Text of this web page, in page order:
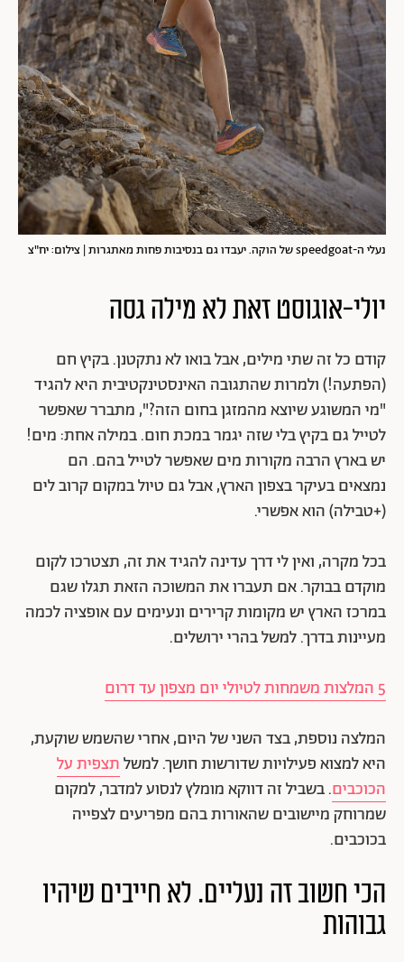
נעלי ה-speedgoat של הוקה. יעבדו גם בנסיבות פחות מאתגרות | צילום: יח"צ
יולי-אוגוסט זאת לא מילה גסה
קודם כל זה שתי מילים, אבל בואו לא נתקטנן. בקיץ חם
(הפתעה!) ולמרות שהתגובה האינסטינקטיבית היא להגיד
"מי המשוגע שיוצא מהמזגן בחום הזה?", מתברר שאפשר
לטייל גם בקיץ בלי שזה יגמר במכת חום. במילה אחת: מים!
יש בארץ הרבה מקורות מים שאפשר לטייל בהם. הם
נמצאים בעיקר בצפון הארץ, אבל גם טיול במקום קרוב לים
(+טבילה) הוא אפשרי.
בכל מקרה, ואין לי דרך עדינה להגיד את זה, תצטרכו לקום
מוקדם בבוקר. אם תעברו את המשוכה הזאת תגלו שגם
במרכז הארץ יש מקומות קרירים ונעימים עם אופציה לכמה
מעיינות בדרך. למשל בהרי ירושלים.
5 המלצות משמחות לטיולי יום מצפון עד דרום
המלצה נוספת, בצד השני של היום, אחרי שהשמש שוקעת,
היא למצוא פעילויות שדורשות חושך. למשלתצפית על
הכוכבים. בשביל זה דווקא מומלץ לנסוע למדבר, למקום
שמרוחק מיישובים שהאורות בהם מפריעים לצפייה
בכוכבים.
הכי חשוב זה נעליים. לא חייבים שיהיו
גבוהות